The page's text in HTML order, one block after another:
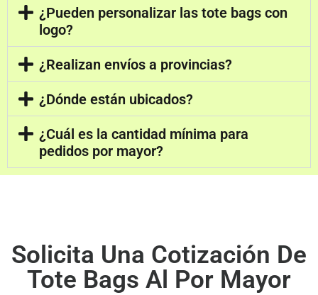
¿Pueden personalizar las tote bags con
logo?
¿Realizan envíos a provincias?
¿Dónde están ubicados?
¿Cuál es la cantidad mínima para
pedidos por mayor?
Solicita Una Cotización De
Tote Bags Al Por Mayor